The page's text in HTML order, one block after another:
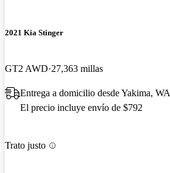
2021 Kia Stinger
GT2 AWD 27,363 millas
Entrega a domicilio desde Yakima, WA
El precio incluye envío de $792
Trato justo